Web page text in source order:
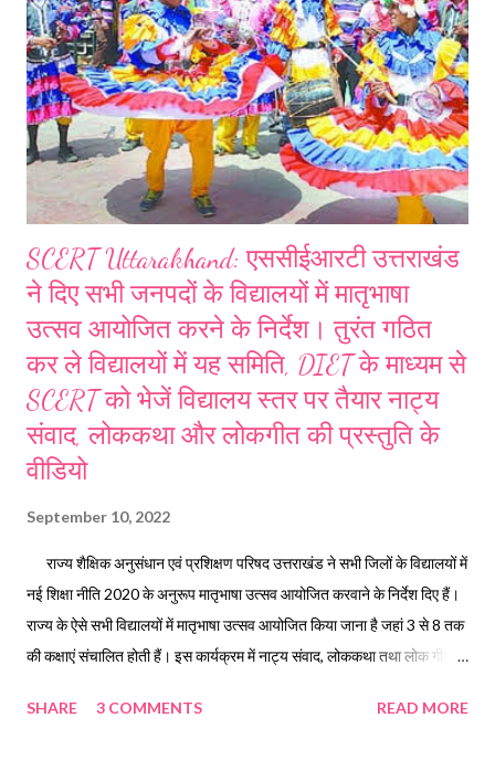
करने के निर्देश दिए गए हैं। छात्रवृत...
SCERT Uttarakhand: एससीईआरटी उत्तराखंड
ने दिए सभी जनपदों के विद्यालयों में मातृभाषा
उत्सव आयोजित करने के निर्देश। तुरंत गठित
कर ले विद्यालयों में यह समिति, DIET के माध्यम से
SCERT को भेजें विद्यालय स्तर पर तैयार नाट्य
संवाद, लोककथा और लोकगीत की प्रस्तुति के
वीडियो
September 10, 2022
राज्य शैक्षिक अनुसंधान एवं प्रशिक्षण परिषद उत्तराखंड ने सभी जिलों के विद्यालयों में
नई शिक्षा नीति 2020 के अनुरूप मातृभाषा उत्सव आयोजित करवाने के निर्देश दिए हैं।
राज्य के ऐसे सभी विद्यालयों में मातृभाषा उत्सव आयोजित किया जाना है जहां 3 से 8 तक
की कक्षाएं संचालित होती हैं। इस कार्यक्रम में नाट्य संवाद, लोककथा तथा लोक गीत
का चयन कर वीडियो जिला शिक्षा एवं प्रशिक्षण संस्थान के माध्यम से SCERT को भेजा
SHARE 3 COMMENTS READ MORE